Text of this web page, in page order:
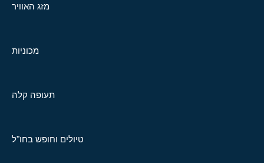
מזג האוויר
מכוניות
תעופה קלה
טיולים וחופש בחו"ל